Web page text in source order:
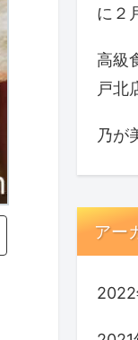
に２
高級
戸北
乃が
アー
2022